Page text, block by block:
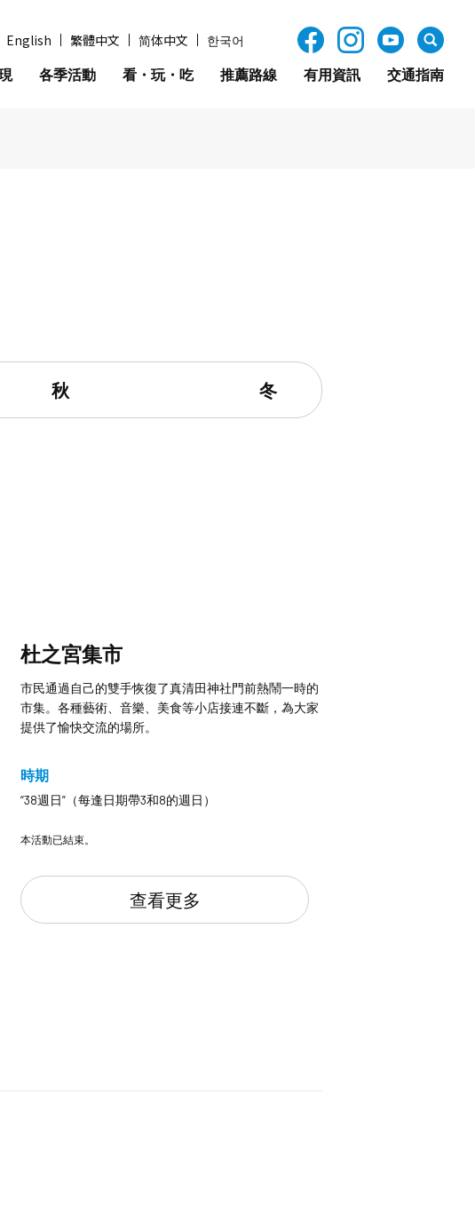
English 繁體中文 简体中文 한국어
各季活動 看・玩・吃 推薦路線 有用資訊 交通指南
秋 冬
杜之宮集市
市民通過自己的雙手恢復了真清田神社門前熱鬧一時的
市集。各種藝術、音樂、美食等小店接連不斷，為大家
提供了愉快交流的場所。
時期
“38週日”（每逢日期帶3和8的週日）
本活動已結束。
查看更多